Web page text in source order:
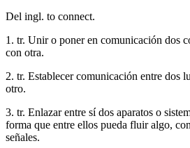
Del ingl. to connect.
1. tr. Unir o poner en comunicación dos
con otra.
2. tr. Establecer comunicación entre dos
otro.
3. tr. Enlazar entre sí dos aparatos o
forma que entre ellos pueda fluir algo,
señales.